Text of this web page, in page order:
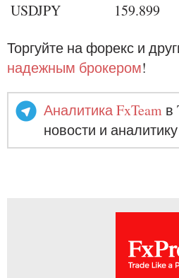
USDJPY
159.899
Торгуйте на форекс и
надежным брокером!
Аналитика FxTeam в
новости и